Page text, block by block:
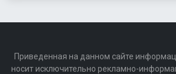
Приведенная на данном сайте
носит исключительно рекламно-